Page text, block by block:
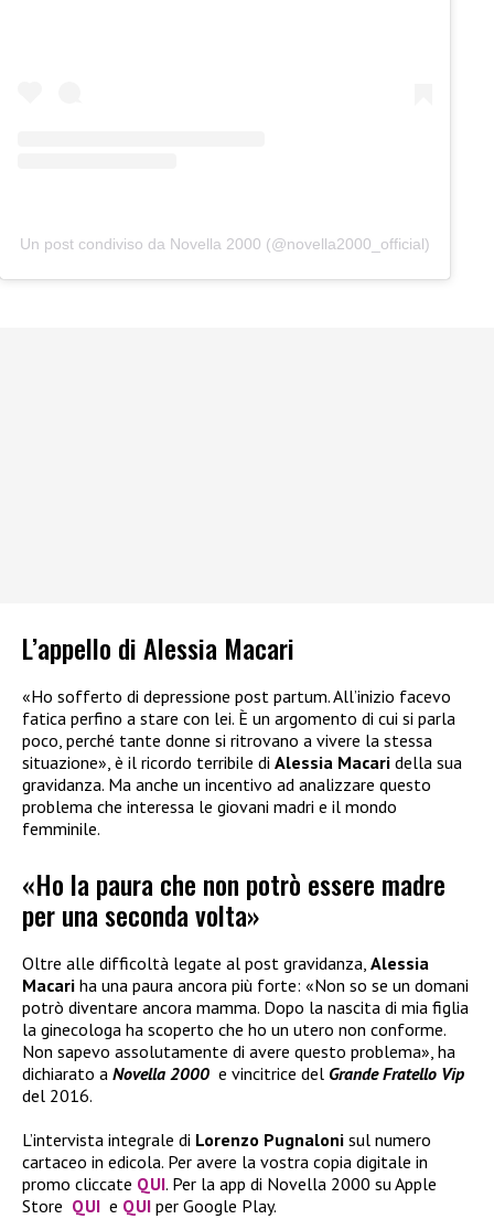
Un post condiviso da Novella 2000 (@novella2000_official)
L’appello di Alessia Macari
«Ho sofferto di depressione post partum. All’inizio facevo
fatica perfino a stare con lei. È un argomento di cui si parla
poco, perché tante donne si ritrovano a vivere la stessa
situazione», è il ricordo terribile di Alessia Macari della sua
gravidanza. Ma anche un incentivo ad analizzare questo
problema che interessa le giovani madri e il mondo
femminile.
«Ho la paura che non potrò essere madre
per una seconda volta»
Oltre alle difficoltà legate al post gravidanza, Alessia
Macari ha una paura ancora più forte: «Non so se un domani
potrò diventare ancora mamma. Dopo la nascita di mia figlia
la ginecologa ha scoperto che ho un utero non conforme.
Non sapevo assolutamente di avere questo problema», ha
dichiarato a Novella 2000 e vincitrice del Grande Fratello Vip
del 2016.
L’intervista integrale di Lorenzo Pugnaloni sul numero
cartaceo in edicola. Per avere la vostra copia digitale in
promo cliccate QUI. Per la app di Novella 2000 su Apple
Store QUI e QUI per Google Play.